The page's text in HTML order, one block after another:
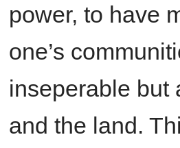
power, to have
one’s
inseperable but
and the land.